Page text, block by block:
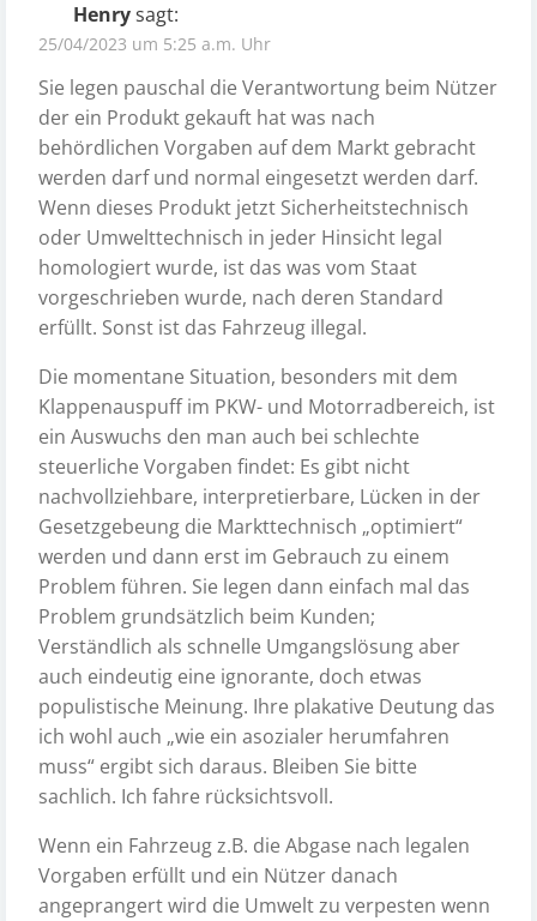
Henrysagt:
25/04/2023 um 5:25 a.m. Uhr
Sie legen pauschal die Verantwortung beim Nützer
der ein Produkt gekauft hat was nach
behördlichen Vorgaben auf dem Markt gebracht
werden darf und normal eingesetzt werden darf.
Wenn dieses Produkt jetzt Sicherheitstechnisch
oder Umwelttechnisch in jeder Hinsicht legal
homologiert wurde, ist das was vom Staat
vorgeschrieben wurde, nach deren Standard
erfüllt. Sonst ist das Fahrzeug illegal.
Die momentane Situation, besonders mit dem
Klappenauspuff im PKW- und Motorradbereich, ist
ein Auswuchs den man auch bei schlechte
steuerliche Vorgaben findet: Es gibt nicht
nachvollziehbare, interpretierbare, Lücken in der
Gesetzgebeung die Markttechnisch „optimiert“
werden und dann erst im Gebrauch zu einem
Problem führen. Sie legen dann einfach mal das
Problem grundsätzlich beim Kunden;
Verständlich als schnelle Umgangslösung aber
auch eindeutig eine ignorante, doch etwas
populistische Meinung. Ihre plakative Deutung das
ich wohl auch „wie ein asozialer herumfahren
muss“ ergibt sich daraus. Bleiben Sie bitte
sachlich. Ich fahre rücksichtsvoll.
Wenn ein Fahrzeug z.B. die Abgase nach legalen
Vorgaben erfüllt und ein Nützer danach
angeprangert wird die Umwelt zu verpesten wenn